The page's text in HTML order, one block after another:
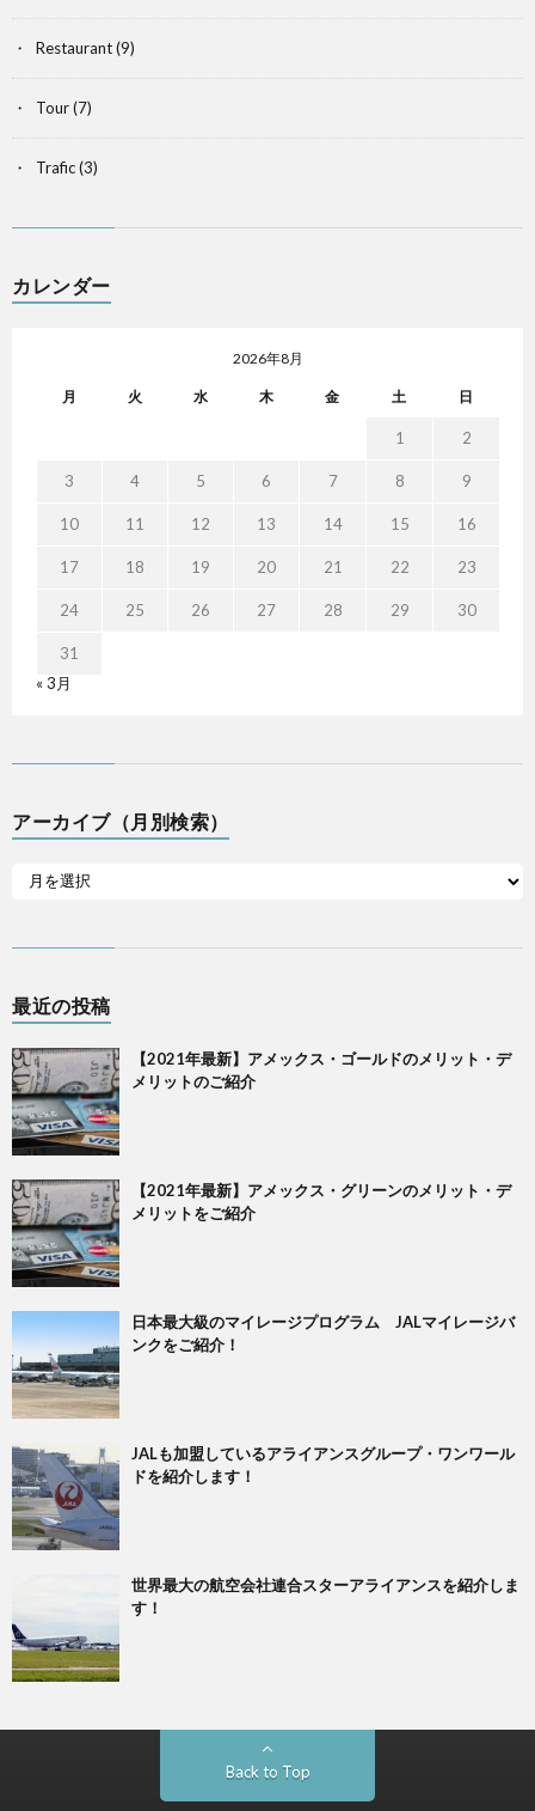
Restaurant(9)
Tour(7)
Trafic(3)
カレンダー
2026年8月
月 火 水 木 金 土 日
1 2
3 4 5 6 7 8 9
10 11 12 13 14 15 16
17 18 19 20 21 22 23
24 25 26 27 28 29 30
31
« 3月
アーカイブ（月別検索）
最近の投稿
【2021年最新】アメックス・ゴールドのメリット・デ
メリットのご紹介
【2021年最新】アメックス・グリーンのメリット・デ
メリットをご紹介
日本最大級のマイレージプログラム JALマイレージバ
ンクをご紹介！
JALも加盟しているアライアンスグループ・ワンワール
ドを紹介します！
世界最大の航空会社連合スターアライアンスを紹介しま
す！
Back to Top